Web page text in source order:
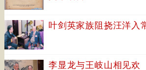
叶剑英家族阻挠汪洋入
李显龙与王岐山相见欢